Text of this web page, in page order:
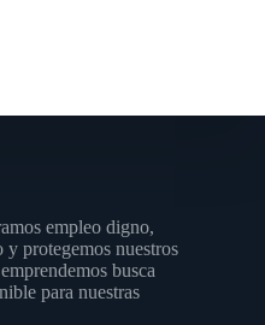
empleo digno,
protegemos nuestros
busca
para nuestras